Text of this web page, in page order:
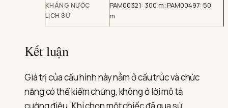
KHÁNG NƯỚC
LỊCH SỬ
PAM00321: 300 m; PAM00497: 50
m
Kết luận
Giá trị của cấu hình này nằm ở cấu trúc và chức
năng có thể kiểm chứng, không ở lời mô tả